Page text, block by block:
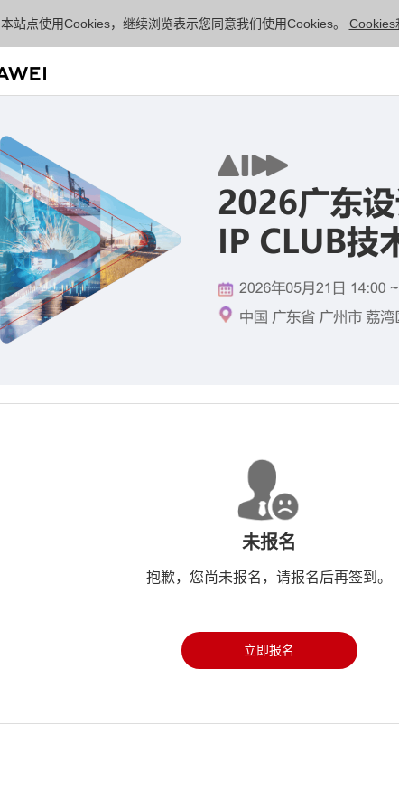
本站点使用Cookies，继续浏览表示您同意我们使用Cookies。 Cookies
未报名
抱歉，您尚未报名，请报名后再签到。
立即报名